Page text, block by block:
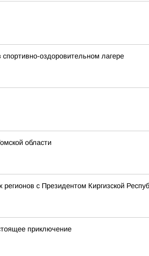
оздоровительном лагере
области
регионов с Президентом Киргизской
приключение